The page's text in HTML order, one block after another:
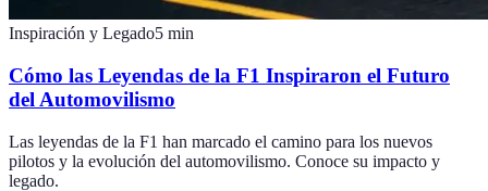
Inspiración y Legado5 min
Cómo las Leyendas de la F1 Inspiraron el Futuro
del Automovilismo
Las leyendas de la F1 han marcado el camino para los nuevos
pilotos y la evolución del automovilismo. Conoce su impacto y
legado.